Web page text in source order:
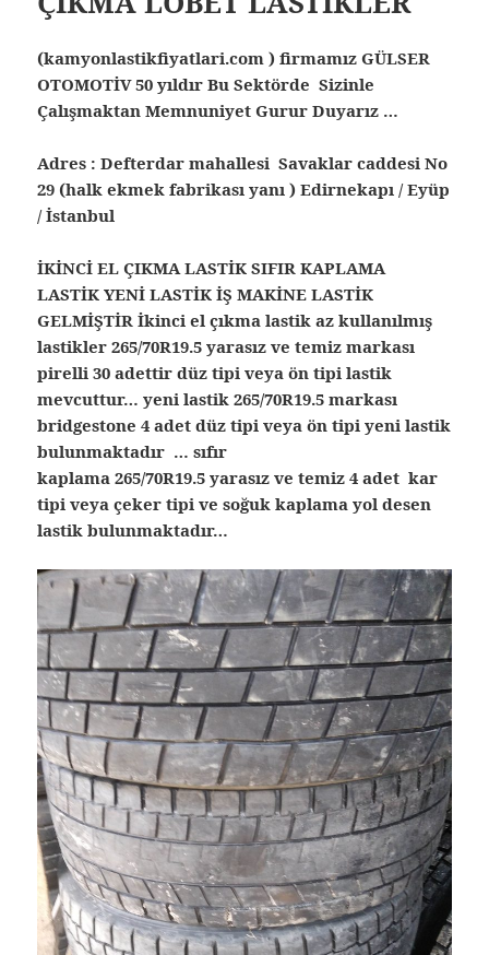
(kamyonlastikfiyatlari.com ) firmamız GÜLSER
OTOMOTİV 50 yıldır Bu Sektörde Sizinle
Çalışmaktan Memnuniyet Gurur Duyarız …
Adres : Defterdar mahallesi Savaklar caddesi No
29 (halk ekmek fabrikası yanı ) Edirnekapı / Eyüp
/ İstanbul
İKİNCİ EL ÇIKMA LASTİK SIFIR KAPLAMA
LASTİK YENİ LASTİK İŞ MAKİNE LASTİK
GELMİŞTİRİkinci el çıkma lastik az kullanılmış
lastikler 265/70R19.5 yarasız ve temiz markası
pirelli 30 adettir düz tipi veya ön tipi lastik
mevcuttur… yeni lastik 265/70R19.5 markası
bridgestone 4 adet düz tipi veya ön tipi yeni lastik
bulunmaktadır … sıfır
kaplama 265/70R19.5 yarasız ve temiz 4 adet kar
tipi veya çeker tipi ve soğuk kaplama yol desen
lastik bulunmaktadır…